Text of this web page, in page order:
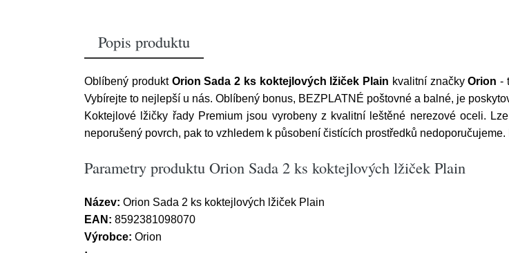
Popis produktu
Oblíbený produkt Orion Sada 2 ks koktejlových lžiček Plain kvalitní značkyOrion -
Vybírejte to nejlepší u nás. Oblíbený bonus, BEZPLATNÉ poštovné a balné, je
Koktejlové lžičky řady Premium jsou vyrobeny z kvalitní leštěné nerezové oceli.
neporušený povrch, pak to vzhledem k působení čistících prostředků
Parametry produktu Orion Sada 2 ks koktejlových lžiček Plain
Název: Orion Sada 2 ks koktejlových lžiček Plain
EAN: 8592381098070
Výrobce: Orion